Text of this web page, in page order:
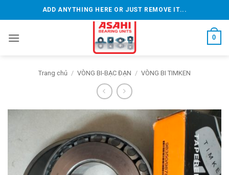
qua
dung
ADD ANYTHING HERE OR JUST REMOVE IT...
0
Trang chủ / VÒNG BI-BẠC ĐẠN / VÒNG BI TIMKEN